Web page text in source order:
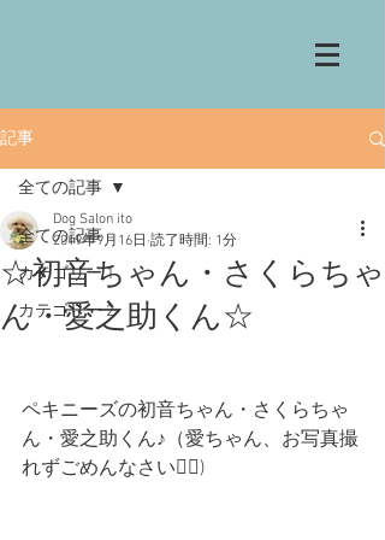
記事
全ての記事
カテゴリー 1
カテゴリー 2
全ての記事
☆初音ちゃん・さくらちゃ
ん・愛之助くん☆
Dog Salon ito
2019年9月16日 読了時間: 1分
ペキニーズの初音ちゃん・さくらちゃ
ん・愛之助くん♪（愛ちゃん、お写真撮
れずごめんなさい🙇‍♀️)